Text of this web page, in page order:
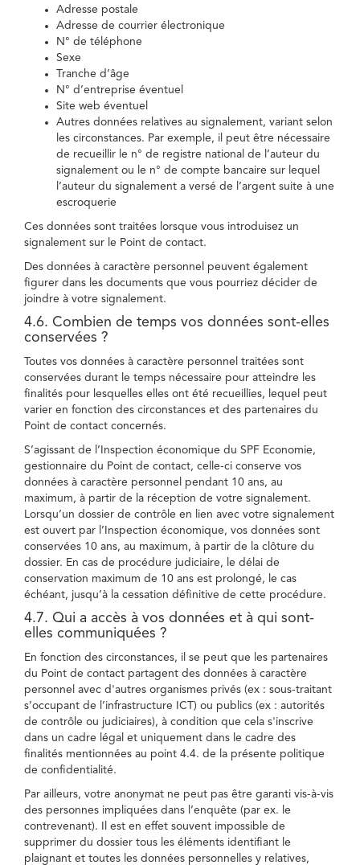
Adresse postale
Adresse de courrier électronique
N° de téléphone
Sexe
Tranche d’âge
N° d’entreprise éventuel
Site web éventuel
Autres données relatives au signalement, variant selon
les circonstances. Par exemple, il peut être nécessaire
de recueillir le n° de registre national de l’auteur du
signalement ou le n° de compte bancaire sur lequel
l’auteur du signalement a versé de l’argent suite à une
escroquerie
Ces données sont traitées lorsque vous introduisez un
signalement sur le Point de contact.
Des données à caractère personnel peuvent également
figurer dans les documents que vous pourriez décider de
joindre à votre signalement.
4.6. Combien de temps vos données sont-elles
conservées ?
Toutes vos données à caractère personnel traitées sont
conservées durant le temps nécessaire pour atteindre les
finalités pour lesquelles elles ont été recueillies, lequel peut
varier en fonction des circonstances et des partenaires du
Point de contact concernés.
S’agissant de l’Inspection économique du SPF Economie,
gestionnaire du Point de contact, celle-ci conserve vos
données à caractère personnel pendant 10 ans, au
maximum, à partir de la réception de votre signalement.
Lorsqu’un dossier de contrôle en lien avec votre signalement
est ouvert par l’Inspection économique, vos données sont
conservées 10 ans, au maximum, à partir de la clôture du
dossier. En cas de procédure judiciaire, le délai de
conservation maximum de 10 ans est prolongé, le cas
échéant, jusqu’à la cessation définitive de cette procédure.
4.7. Qui a accès à vos données et à qui sont-
elles communiquées ?
En fonction des circonstances, il se peut que les partenaires
du Point de contact partagent des données à caractère
personnel avec d'autres organismes privés (ex : sous-traitant
s’occupant de l’infrastructure ICT) ou publics (ex : autorités
de contrôle ou judiciaires), à condition que cela s'inscrive
dans un cadre légal et uniquement dans le cadre des
finalités mentionnées au point 4.4. de la présente politique
de confidentialité.
Par ailleurs, votre anonymat ne peut pas être garanti vis-à-vis
des personnes impliquées dans l’enquête (par ex. le
contrevenant). Il est en effet souvent impossible de
supprimer du dossier tous les éléments identifiant le
plaignant et toutes les données personnelles y relatives,